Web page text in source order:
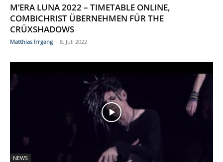
M’ERA LUNA 2022 – TIMETABLE ONLINE,
COMBICHRIST ÜBERNEHMEN FÜR THE
CRÜXSHADOWS
Matthias Irrgang - 8. Juli 2022
NEWS